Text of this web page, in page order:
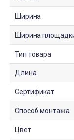
Ширина
Ширина
Тип товара
Длина
Сертификат
Способ монтажа
Цвет